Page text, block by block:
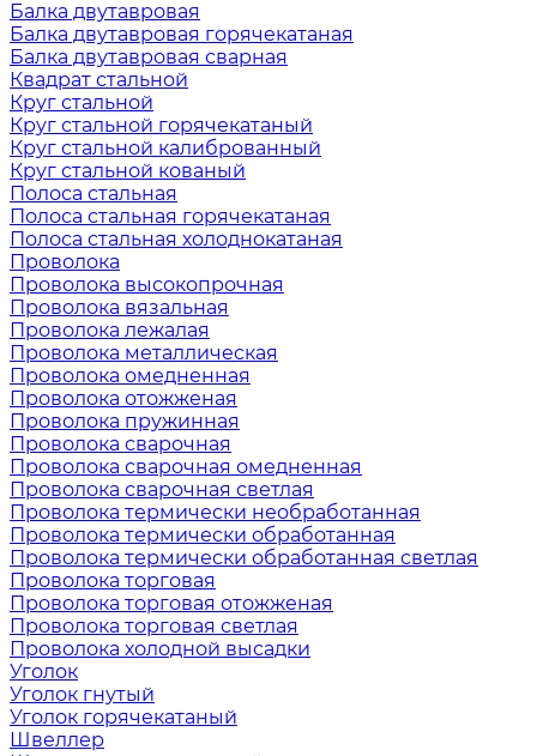
Балка двутавровая
Балка двутавровая горячекатаная
Балка двутавровая сварная
Квадрат стальной
Круг стальной
Круг стальной горячекатаный
Круг стальной калиброванный
Круг стальной кованый
Полоса стальная
Полоса стальная горячекатаная
Полоса стальная холоднокатаная
Проволока
Проволока высокопрочная
Проволока вязальная
Проволока лежалая
Проволока металлическая
Проволока омедненная
Проволока отожженая
Проволока пружинная
Проволока сварочная
Проволока сварочная омедненная
Проволока сварочная светлая
Проволока термически необработанная
Проволока термически обработанная
Проволока термически обработанная светлая
Проволока торговая
Проволока торговая отожженая
Проволока торговая светлая
Проволока холодной высадки
Уголок
Уголок гнутый
Уголок горячекатаный
Швеллер